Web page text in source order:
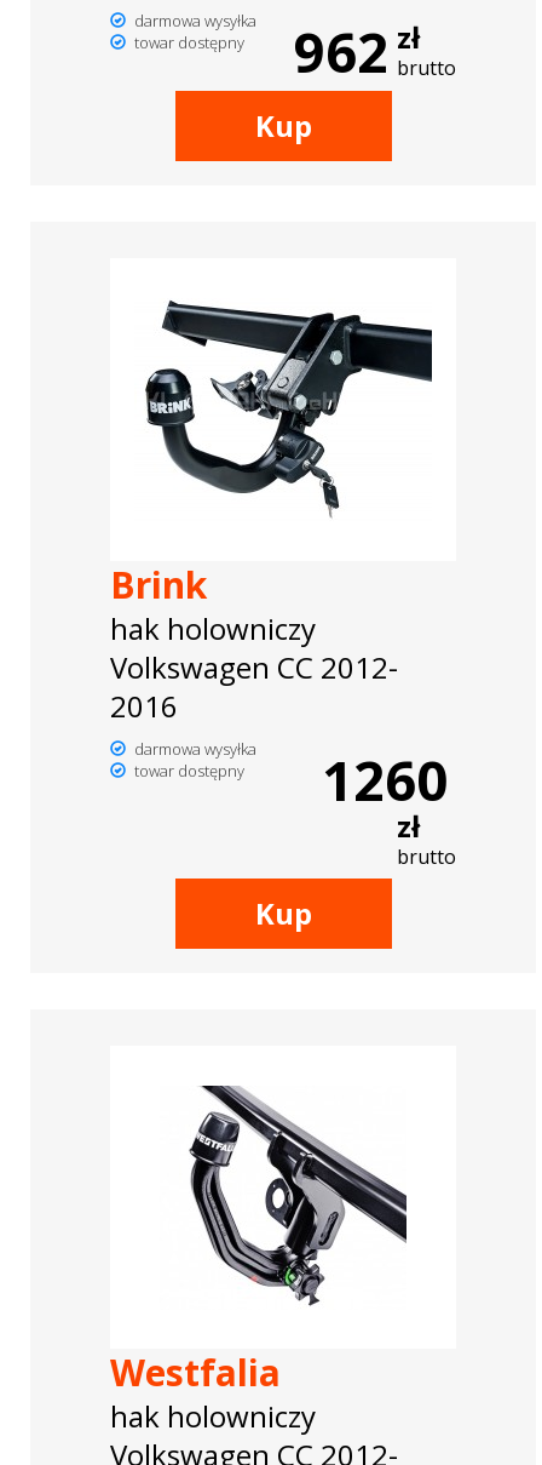
darmowa wysyłka
towar dostępny
962 zł
brutto
Kup
Brink
hak holowniczy
Volkswagen CC 2012-
2016
darmowa wysyłka
towar dostępny
1260
zł
brutto
Kup
Westfalia
hak holowniczy
Volkswagen CC 2012-